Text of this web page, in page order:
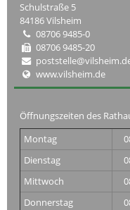
Schulstraße 5
84186 Vilsheim
08706 9485-0
08706 9485-20
www.vilsheim.de
Öffnungszeiten des
Montag
Dienstag
Mittwoch
Donnerstag